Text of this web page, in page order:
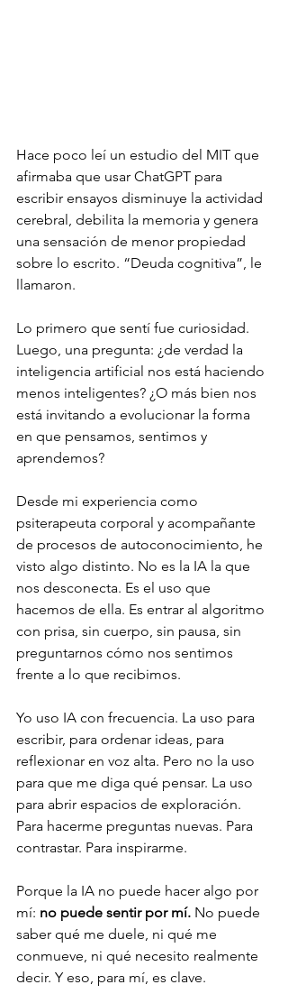
Hace poco leí un estudio del MIT que
afirmaba que usar ChatGPT para
escribir ensayos disminuye la actividad
cerebral, debilita la memoria y genera
una sensación de menor propiedad
sobre lo escrito. “Deuda cognitiva”, le
llamaron.
Lo primero que sentí fue curiosidad.
Luego, una pregunta: ¿de verdad la
inteligencia artificial nos está haciendo
menos inteligentes? ¿O más bien nos
está invitando a evolucionar la forma
en que pensamos, sentimos y
aprendemos?
Desde mi experiencia como
psiterapeuta corporal y acompañante
de procesos de autoconocimiento, he
visto algo distinto. No es la IA la que
nos desconecta. Es el uso que
hacemos de ella. Es entrar al algoritmo
con prisa, sin cuerpo, sin pausa, sin
preguntarnos cómo nos sentimos
frente a lo que recibimos.
Yo uso IA con frecuencia. La uso para
escribir, para ordenar ideas, para
reflexionar en voz alta. Pero no la uso
para que me diga qué pensar. La uso
para abrir espacios de exploración.
Para hacerme preguntas nuevas. Para
contrastar. Para inspirarme.
Porque la IA no puede hacer algo por
mí: no puede sentir por mí. No puede
saber qué me duele, ni qué me
conmueve, ni qué necesito realmente
decir. Y eso, para mí, es clave.